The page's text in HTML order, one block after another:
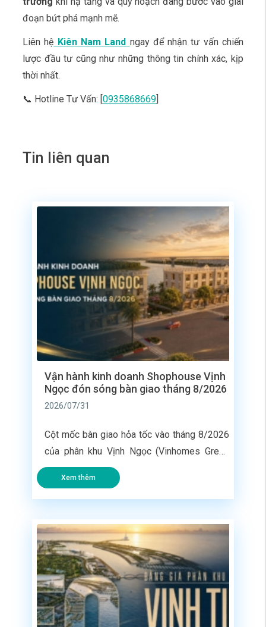
đoạn bứt phá mạnh mẽ.
Liên hệ Kiên Nam Land ngay để nhận tư vấn chiến
lược đầu tư cũng như những thông tin chính xác, kịp
thời nhất.
📞 Hotline Tư Vấn: [0935868669]
Tin liên quan
Vận hành kinh doanh Shophouse Vịnh
Ngọc đón sóng bàn giao tháng 8/2026
2026/07/31
Cột mốc bàn giao hỏa tốc vào tháng 8/2026
của phân khu Vịnh Ngọc (Vinhomes Green
Paradise) đang biến các dãy nhà phố liền kề
tại đây thành giỏ hàng có tốc độ đưa vào
khai thác nhanh nhất toàn siêu đô thị lấn
[…]
Xem thêm